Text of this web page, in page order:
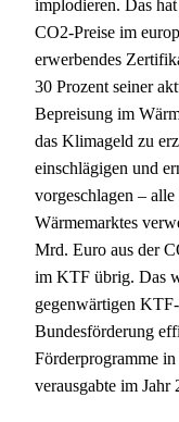
implodieren. Das
CO2-Preise im
erwerbendes
30 Prozent seiner
Bepreisung im
das Klimageld zu
einschlägigen und
vorgeschlagen –
Wärmemarktes
Mrd. Euro aus der
im KTF übrig. Das
gegenwärtigen
Bundesförderung
Förderprogramme in
verausgabte im